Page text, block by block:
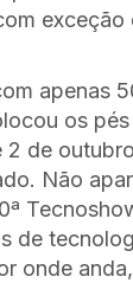
exceção
apenas
os pés
2 de
Não
de
onde